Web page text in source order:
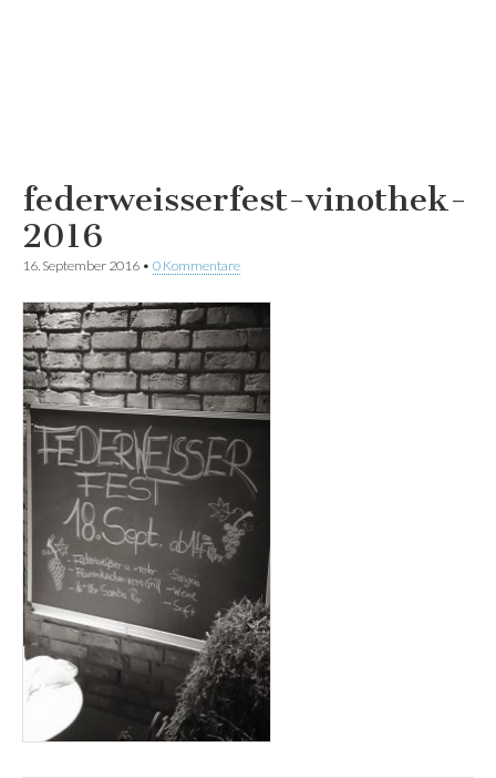
federweisserfest-vinothek-
2016
16. September 2016 • 0 Kommentare